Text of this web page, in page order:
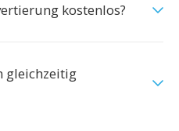
kostenlos?
gleichzeitig